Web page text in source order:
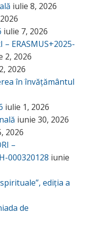
iulie 8, 2026
iulie 7, 2026
ERASMUS+2025-
2, 2026
2026
în învățământul
iulie 1, 2026
iunie 30, 2026
2026
–
000320128 iunie
ediția a
de